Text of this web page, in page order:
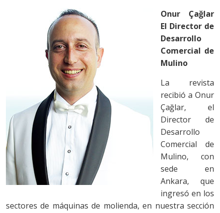
Onur Çağlar
El Director de
Desarrollo
Comercial de
Mulino
La revista
recibió a Onur
Çağlar, el
Director de
Desarrollo
Comercial de
Mulino, con
sede en
Ankara, que
ingresó en los
sectores de máquinas de molienda, en nuestra sección